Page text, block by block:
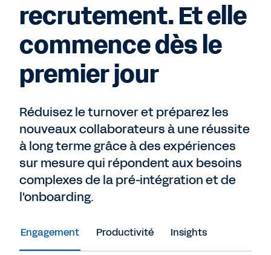
recrutement. Et elle
commence dès le
premier jour
Réduisez le turnover et préparez les
nouveaux collaborateurs à une réussite
à long terme grâce à des expériences
sur mesure qui répondent aux besoins
complexes de la pré-intégration et de
l'onboarding.
Engagement Productivité Insights